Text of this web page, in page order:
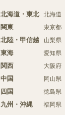
北海道・東北 北海道
関東 東京都
北陸・甲信越 山梨県
東海 愛知県
関西 大阪府
中国 岡山県
四国 徳島県
九州・沖縄 福岡県